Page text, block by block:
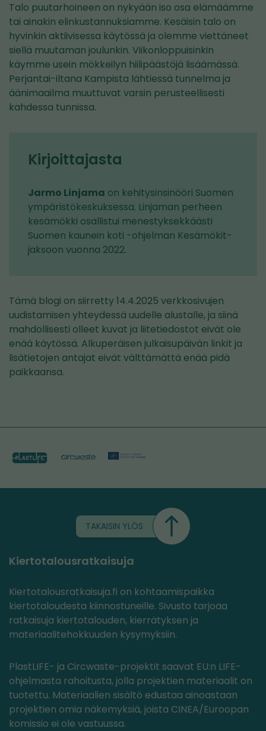
Talo puutarhoineen on nykyään iso osa elämäämme
tai ainakin elinkustannuksiamme. Kesäisin talo on
hyvinkin aktiivisessa käytössä ja olemme viettäneet
siellä muutaman joulunkin. Viikonloppuisinkin
käymme usein mökkeilyn hiilipäästöjä lisäämässä.
Perjantai-iltana Kampista lähtiessä tunnelma ja
äänimaailma muuttuvat varsin perusteellisesti
kahdessa tunnissa.
Kirjoittajasta
Jarmo Linjama on kehitysinsinööri Suomen
ympäristökeskuksessa. Linjaman perheen
kesämökki osallistui menestyksekkäästi
Suomen kaunein koti -ohjelman Kesämökit-
jaksoon vuonna 2022.
Tämä blogi on siirretty 14.4.2025 verkkosivujen
uudistamisen yhteydessä uudelle alustalle, ja siinä
mahdollisesti olleet kuvat ja liitetiedostot eivät ole
enää käytössä. Alkuperäisen julkaisupäivän linkit ja
lisätietojen antajat eivät välttämättä enää pidä
paikkaansa.
TAKAISIN YLÖS
Kiertotalousratkaisuja
Kiertotalousratkaisuja.fi on kohtaamispaikka
kiertotaloudesta kiinnostuneille. Sivusto tarjoaa
ratkaisuja kiertotalouden, kierrätyksen ja
materiaalitehokkuuden kysymyksiin.
PlastLIFE- ja Circwaste-projektit saavat EU:n LIFE-
ohjelmasta rahoitusta, jolla projektien materiaalit on
tuotettu. Materiaalien sisältö edustaa ainoastaan
projektien omia näkemyksiä, joista CINEA/Euroopan
komissio ei ole vastuussa.